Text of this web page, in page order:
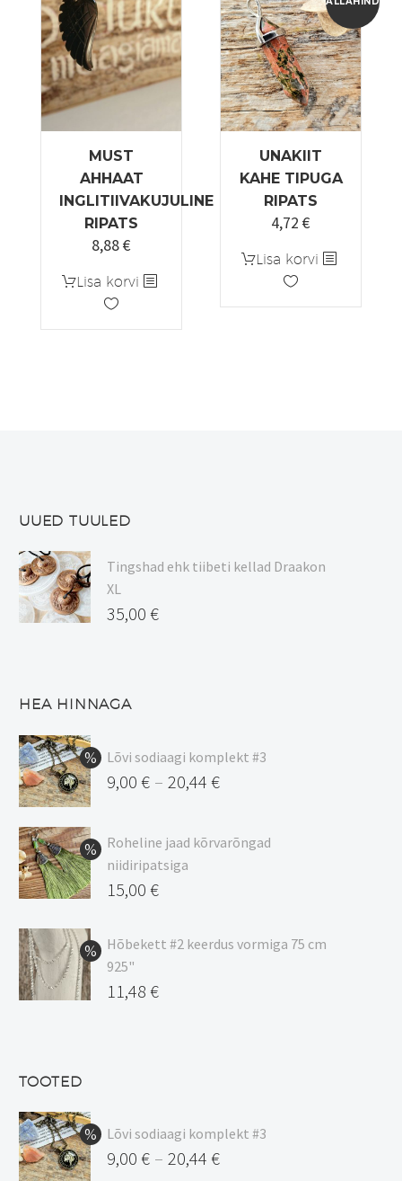
saab
teha
tootelehel.
MUST
AHHAAT
INGLITIIVAKUJULINE
RIPATS
8,88€
Lisa korvi
UNAKIIT
KAHE TIPUGA
RIPATS
Algne
oli:
5,90 €.
4,72 €Praegune
on:
Lisa korvi
UUED TUULED
Tingshad ehk tiibeti kellad Draakon
XL
35,00 €
HEA HINNAGA
Lõvi sodiaagi komplekt #3
9,00 € – 20,44 €
9,00 €
kuni
20,44 €
Roheline jaad kõrvarõngad
niidiripatsiga
Algne
oli:
17,00 €.
15,00 €
hind
on:
15,00 €.
Hõbekett #2 keerdus vormiga 75 cm
925"
Algne
11,48 €
TOOTED
Lõvi sodiaagi komplekt #3
9,00 € – 20,44 €